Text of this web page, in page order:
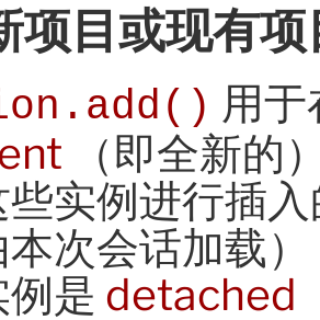
项目或现有项
用
（即全新的
些实例进行插
本次会话加载
是 detached